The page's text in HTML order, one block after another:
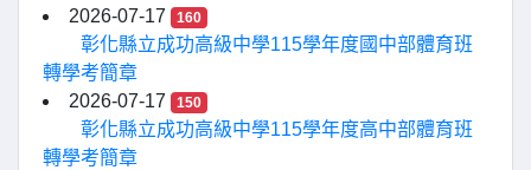
2026-07-17
160
彰化縣立成功高級中學115學年度國中部體育班
轉學考簡章
2026-07-17
150
彰化縣立成功高級中學115學年度高中部體育班
轉學考簡章